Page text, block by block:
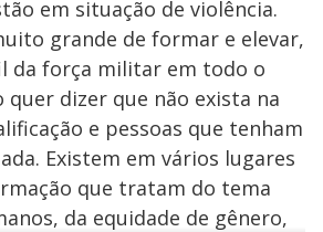
em situação de violência.
grande de formar e elevar,
da força militar em todo o
quer dizer que não exista na
e pessoas que tenham
Existem em vários lugares
que tratam do tema
da equidade de gênero,